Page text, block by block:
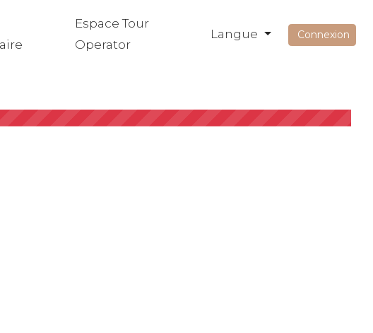
Espace Tour
Operator
Langue Connexion